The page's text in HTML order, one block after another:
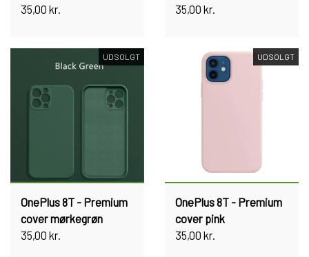
35,00 kr.
35,00 kr.
UDSOLGT
OnePlus 8T - Premium
cover mørkegrøn
35,00 kr.
UDSOLGT
OnePlus 8T - Premium
cover pink
35,00 kr.